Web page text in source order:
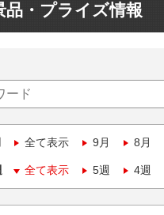
品・プライズ情報
全て表示 9月 8月
全て表示 5週 4週